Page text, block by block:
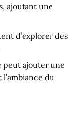
ajoutant une
d’explorer des
peut ajouter une
du